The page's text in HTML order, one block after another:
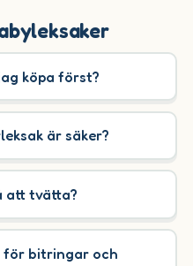
köpa först?
är säker?
att tvätta?
bitringar och